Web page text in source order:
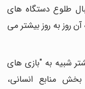
طلوع دستگاه های
روز به روز بیشتر می
شبیه به "بازی های
منابع انسانی،